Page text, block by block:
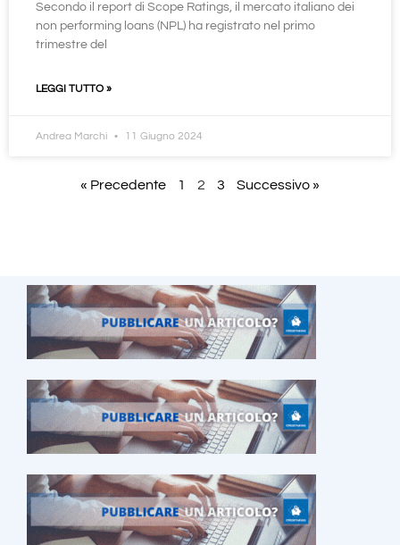
Secondo il report di Scope Ratings, il mercato italiano dei
non performing loans (NPL) ha registrato nel primo
trimestre del
LEGGI TUTTO »
Andrea Marchi 11 Giugno 2024
« Precedente 1 2 3 Successivo »